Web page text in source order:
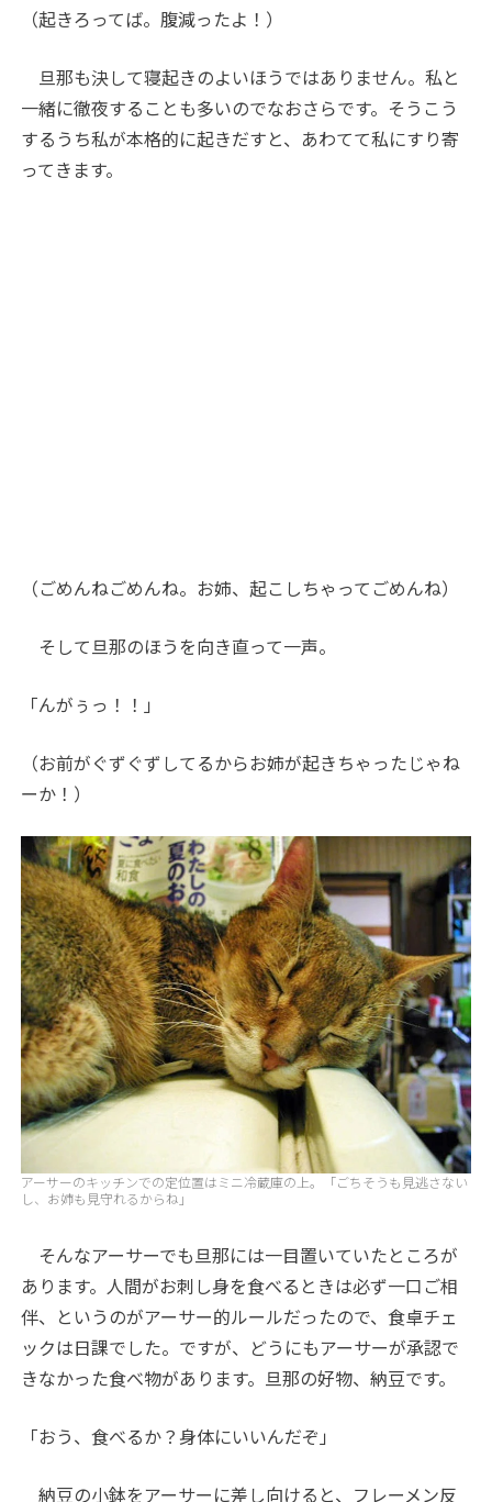
（起きろってば。腹減ったよ！）
旦那も決して寝起きのよいほうではありません。私と
一緒に徹夜することも多いのでなおさらです。そうこう
するうち私が本格的に起きだすと、あわてて私にすり寄
ってきます。
（ごめんねごめんね。お姉、起こしちゃってごめんね）
そして旦那のほうを向き直って一声。
「んがぅっ！！」
（お前がぐずぐずしてるからお姉が起きちゃったじゃね
ーか！）
アーサーのキッチンでの定位置はミニ冷蔵庫の上。「ごちそうも見逃さない
し、お姉も見守れるからね」
そんなアーサーでも旦那には一目置いていたところが
あります。人間がお刺し身を食べるときは必ず一口ご相
伴、というのがアーサー的ルールだったので、食卓チェ
ックは日課でした。ですが、どうにもアーサーが承認で
きなかった食べ物があります。旦那の好物、納豆です。
「おう、食べるか？身体にいいんだぞ」
納豆の小鉢をアーサーに差し向けると、フレーメン反